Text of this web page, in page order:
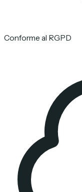
Conforme al RGPD